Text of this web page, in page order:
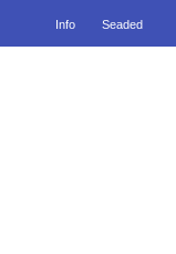
Info Seaded